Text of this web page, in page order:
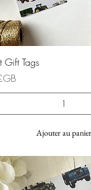
Gift Tags
Ajouter au panier